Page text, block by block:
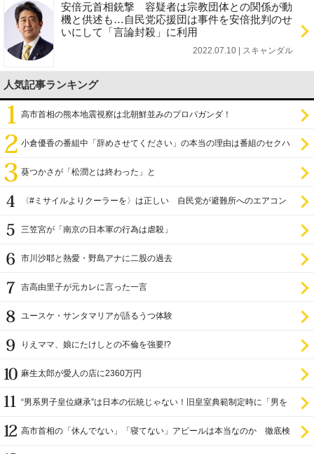
安倍元首相銃撃 容疑者は宗教団体との関係が動
機と供述も…自民党応援団は事件を安倍批判のせ
いにして「言論封殺」に利用
2022.07.10 | スキャンダル
人気記事ランキング
高市首相の熊本地震視察は北朝鮮並みのプロパガンダ！
小倉優香の番組中「辞めさせてください」の本当の理由は番組のセクハ
葵つかさが「松潤とは終わった」と
〈#ミサイルよりクーラーを〉は正しい 自民党が避難所へのエアコン
三笠宮が「南京の日本軍の行為は虐殺」
市川沙耶と熱愛・野島アナに二股の過去
吉高由里子が元カレに言った一言
ユースケ・サンタマリアが語るうつ体験
りえママ、娘にたけしとの不倫を強要!?
麻生太郎が愛人の店に2360万円
“男系男子皇位継承”は日本の伝統じゃない！旧皇室典範制定時に「男を
高市首相の「休んでない」「寝てない」アピールは本当なのか 徹底検